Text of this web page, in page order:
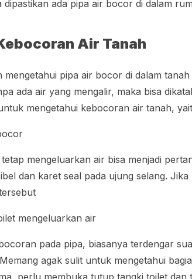
dipastikan ada pipa air bocor di dalam
Air Tanah
mengetahui pipa air bocor di dalam
ada air yang mengalir, maka bisa
mengetahui kebocoran air tanah,
mengeluarkan air bisa menjadi
dan karet seal pada ujung selang.
mengeluarkan air
pada pipa, biasanya terdengar
agak sulit untuk mengetahui
perlu membuka tutup tangki toilet dan